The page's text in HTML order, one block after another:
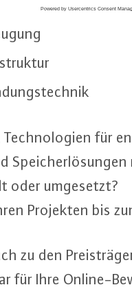
Forschung
Tech­no­lo­gi­en für
oder umgesetzt?
Projekten bis
zu den
für Ihre On­line-